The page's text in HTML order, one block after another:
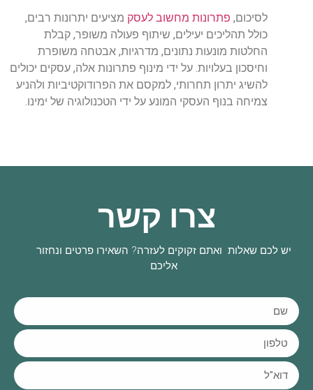
לסיכום, פתרונות מחשוב לעסק מציעים יתרונות רבים,
כולל תהליכים יעילים, שיתוף פעולה משופר, קבלת
החלטות מונעות נתונים, מדרגיות, אבטחה משופרת
וחיסכון בעלויות. על ידי מינוף פתרונות אלה, עסקים יכולים
להשיג יתרון תחרותי, למקסם את הפרודוקטיביות ולהניע
צמיחה בנוף העסקי המונע על ידי הטכנולוגיה של ימינו.
צרו קשר
יש לכם שאלות ואתם זקוקים לעזרה? השאירו פרטים ונחזור
אליכם